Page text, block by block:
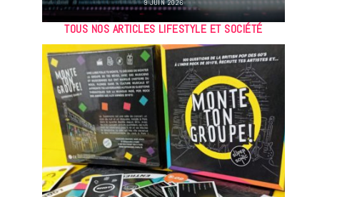
9 JUIN 2026
TOUS NOS ARTICLES LIFESTYLE ET SOCIÉTÉ